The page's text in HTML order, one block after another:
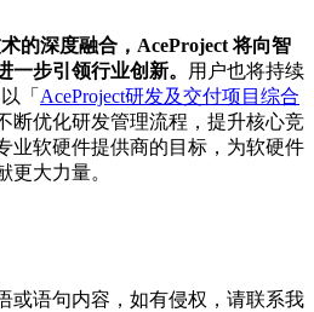
的深度融合，AceProject 将向智
一步引领行业创新。
用户也将持续
「 AceProject研发及交付项目综合
断优化研发管理流程，提升核心竞
业软硬件提供商的目标，为软硬件
更大力量。
或语句内容，如有侵权，请联系我